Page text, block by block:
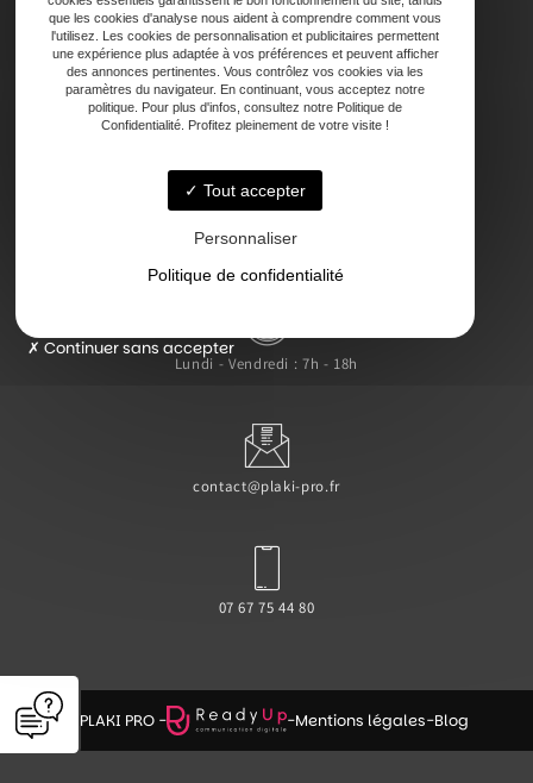
Joints
Faux plafond
Contact
47000 Agen
Lundi - Vendredi : 7h - 18h
contact@plaki-pro.fr
07 67 75 44 80
© PLAKI PRO - -Mentions légales-Blog
que les cookies d'analyse nous aident à comprendre comment vous
l'utilisez. Les cookies de personnalisation et publicitaires permettent
une expérience plus adaptée à vos préférences et peuvent afficher
des annonces pertinentes. Vous contrôlez vos cookies via les
paramètres du navigateur. En continuant, vous acceptez notre
politique. Pour plus d'infos, consultez notre Politique de
Confidentialité. Profitez pleinement de votre visite !
Tout accepter
Personnaliser
Politique de confidentialité
Continuer sans accepter